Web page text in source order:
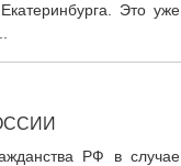
Это уже
РФ в случае